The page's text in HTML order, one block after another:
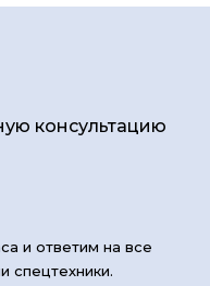
консультацию
и ответим на все
спецтехники.